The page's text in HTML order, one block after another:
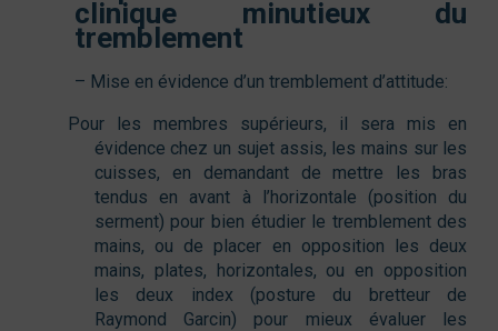
clinique minutieux du
tremblement
– Mise en évidence d’un tremblement d’attitude:
Pour les membres supérieurs, il sera mis en
évidence chez un sujet assis, les mains sur les
cuisses, en demandant de mettre les bras
tendus en avant à l’horizontale (position du
serment) pour bien étudier le tremblement des
mains, ou de placer en opposition les deux
mains, plates, horizontales, ou en opposition
les deux index (posture du bretteur de
Raymond Garcin) pour mieux évaluer les